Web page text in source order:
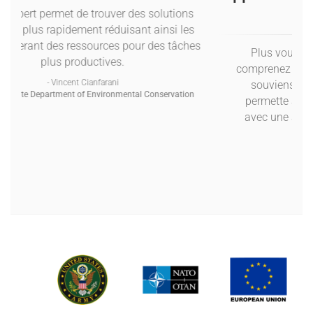
Visual Expert permet de trouver des solutions
beaucoup plus rapidement réduisant ainsi les
coûts et liberant des ressources pour des tâches
plus productives.
New York State Department of Environmental Conservation